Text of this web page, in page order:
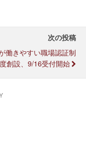
次の投稿
働きやすい職場認証制
度創設、9/16受付開始